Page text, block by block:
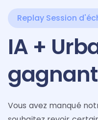
Replay Session
IA +
Vous avez manqué